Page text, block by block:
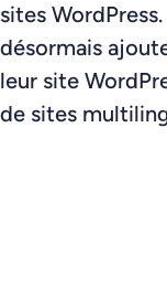
sites
désormais
leur site
de sites